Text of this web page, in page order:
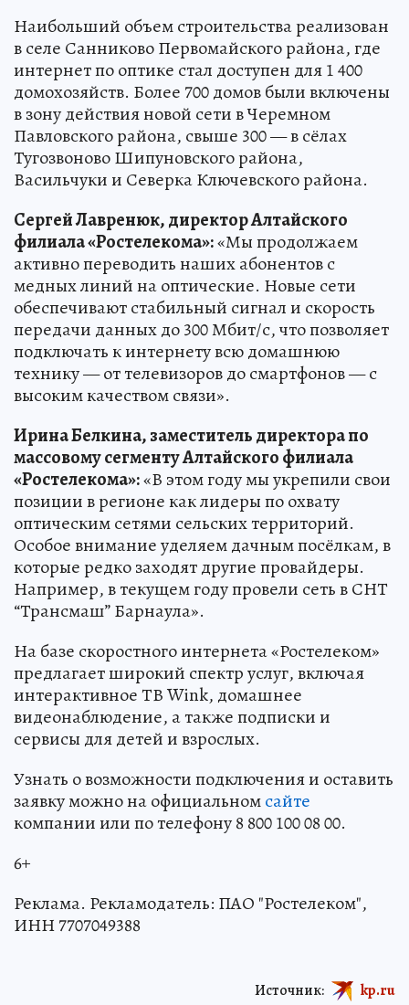
Наибольший объем строительства реализован
в селе Санниково Первомайского района, где
интернет по оптике стал доступен для 1 400
домохозяйств. Более 700 домов были включены
в зону действия новой сети в Черемном
Павловского района, свыше 300 — в сёлах
Тугозвоново Шипуновского района,
Васильчуки и Северка Ключевского района.
Сергей Лавренюк, директор Алтайского
филиала «Ростелекома»:«Мы продолжаем
активно переводить наших абонентов с
медных линий на оптические. Новые сети
обеспечивают стабильный сигнал и скорость
передачи данных до 300 Мбит/с, что позволяет
подключать к интернету всю домашнюю
технику — от телевизоров до смартфонов — с
высоким качеством связи».
Ирина Белкина, заместитель директора по
массовому сегменту Алтайского филиала
«Ростелекома»:«В этом году мы укрепили свои
позиции в регионе как лидеры по охвату
оптическим сетями сельских территорий.
Особое внимание уделяем дачным посёлкам, в
которые редко заходят другие провайдеры.
Например, в текущем году провели сеть в СНТ
“Трансмаш” Барнаула».
На базе скоростного интернета «Ростелеком»
предлагает широкий спектр услуг, включая
интерактивное ТВ Wink, домашнее
видеонаблюдение, а также подписки и
сервисы для детей и взрослых.
Узнать о возможности подключения и оставить
заявку можно на официальномсайте
компании или по телефону 8 800 100 08 00.
6+
Реклама. Рекламодатель: ПАО "Ростелеком",
ИНН 7707049388
Источник: kp.ru